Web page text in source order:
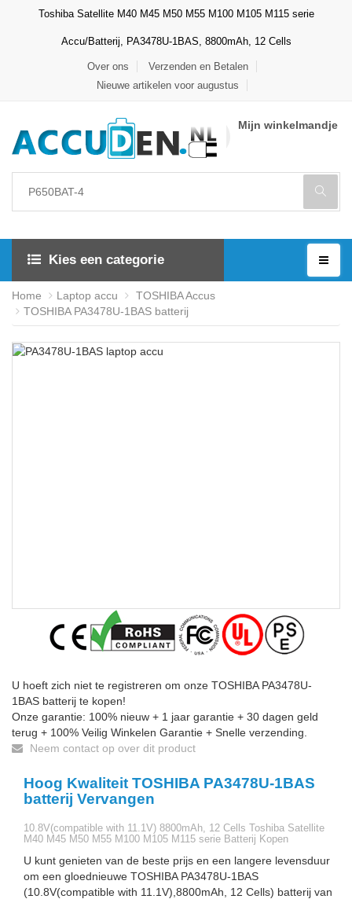
Toshiba Satellite M40 M45 M50 M55 M100 M105 M115 serie
Accu/Batterij, PA3478U-1BAS, 8800mAh, 12 Cells
Over ons
Verzenden en Betalen
Nieuwe artikelen voor augustus
Mijn winkelmandje
Kies een categorie
Home Laptop accu
TOSHIBA Accus
TOSHIBA PA3478U-1BAS batterij
U hoeft zich niet te registreren om onze TOSHIBA PA3478U-
1BAS batterij te kopen!
Onze garantie: 100% nieuw + 1 jaar garantie + 30 dagen geld
terug + 100% Veilig Winkelen Garantie + Snelle verzending.
Neem contact op over dit product
Hoog Kwaliteit TOSHIBA PA3478U-1BAS
batterij Vervangen
10.8V(compatible with 11.1V) 8800mAh, 12 Cells Toshiba Satellite
M40 M45 M50 M55 M100 M105 M115 serie Batterij Kopen
U kunt genieten van de beste prijs en een langere levensduur
om een gloednieuwe TOSHIBA PA3478U-1BAS
(10.8V(compatible with 11.1V),8800mAh, 12 Cells) batterij van